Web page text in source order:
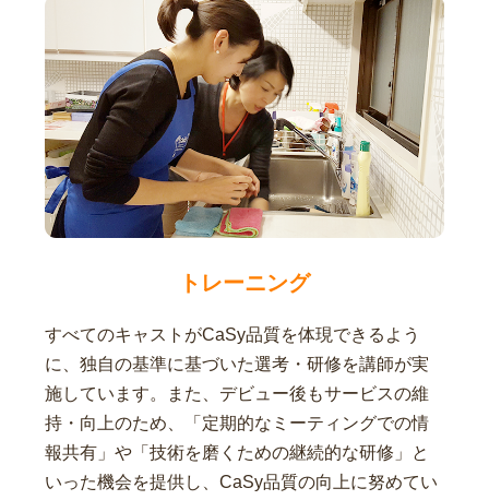
トレーニング
すべてのキャストがCaSy品質を体現できるよう
に、独自の基準に基づいた選考・研修を講師が実
施しています。また、デビュー後もサービスの維
持・向上のため、「定期的なミーティングでの情
報共有」や「技術を磨くための継続的な研修」と
いった機会を提供し、CaSy品質の向上に努めてい